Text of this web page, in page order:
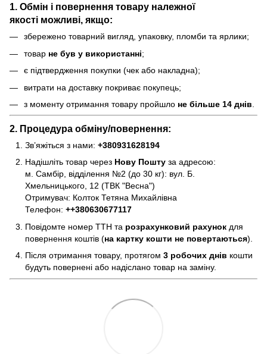
1. Обмін і повернення товару належної
якості можливі, якщо:
збережено товарний вигляд, упаковку, пломби та ярлики;
товар не був у використанні;
є підтвердження покупки (чек або накладна);
витрати на доставку покриває покупець;
з моменту отримання товару пройшло не більше 14 днів
2. Процедура обміну/повернення:
Зв’яжіться з нами: +380931628194
Надішліть товар через Нову Пошту за адресою:
м. Самбір, відділення №2 (до 30 кг): вул. Б.
Хмельницького, 12 (ТВК "Весна")
Отримувач: Колток Тетяна Михайлівна
Телефон: ++380630677117
Повідомте номер ТТН та розрахунковий рахунок для
повернення коштів (на картку кошти не повертаються).
Після отримання товару, протягом 3 робочих днів кошти
будуть повернені або надіслано товар на заміну.